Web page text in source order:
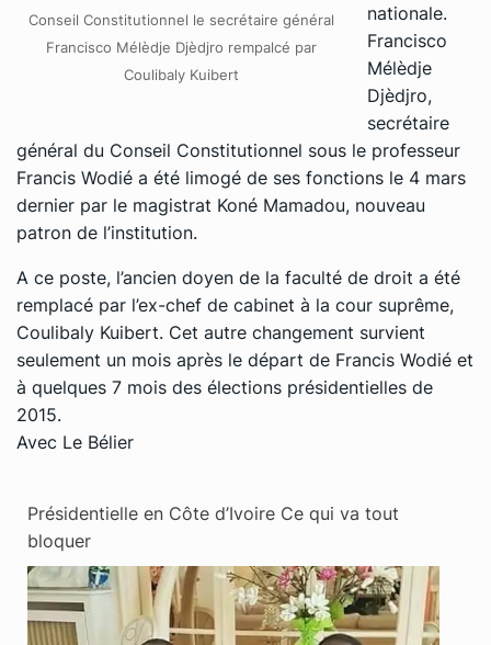
Conseil Constitutionnel le secrétaire général
Francisco Mélèdje Djèdjro rempalcé par
Coulibaly Kuibert
nationale.
Francisco
Mélèdje
Djèdjro,
secrétaire
général du Conseil Constitutionnel sous le professeur
Francis Wodié a été limogé de ses fonctions le 4 mars
dernier par le magistrat Koné Mamadou, nouveau
patron de l’institution.
A ce poste, l’ancien doyen de la faculté de droit a été
remplacé par l’ex-chef de cabinet à la cour suprême,
Coulibaly Kuibert. Cet autre changement survient
seulement un mois après le départ de Francis Wodié et
à quelques 7 mois des élections présidentielles de
2015.
Avec Le Bélier
Présidentielle en Côte d’Ivoire Ce qui va tout
bloquer